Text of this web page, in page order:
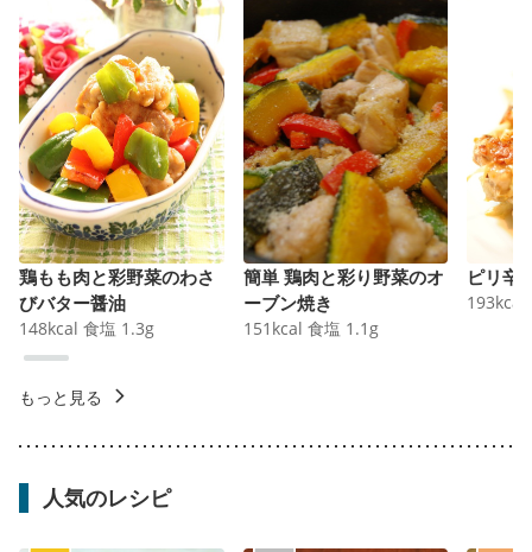
鶏もも肉と彩野菜のわさ
びバター醤油
148kcal 食塩 1.3g
簡単 鶏肉と彩り野菜のオ
ーブン焼き
151 kcal 食塩 1.1 g
ピリ辛
193kcal
もっと見る
人気のレシピ